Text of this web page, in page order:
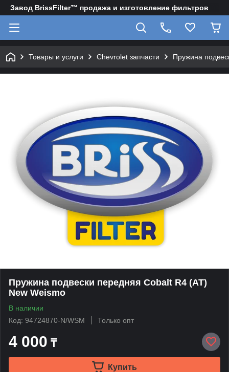
Завод BrissFilter™ продажа и изготовление фильтров
Товары и услуги Chevrolet запчасти Пружина
Пружина подвески передняя Cobalt R4 (АТ)
New Weismo
В наличии
Код: 94724870-N/WSM
Только опт
4 000 ₸
Купить